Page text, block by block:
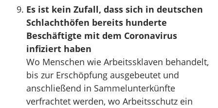
Es ist kein Zufall, dass sich in deutschen
Schlachthöfen bereits hunderte
Beschäftigte mit dem Coronavirus
infiziert haben
Wo Menschen wie Arbeitssklaven behandelt,
bis zur Erschöpfung ausgebeutet und
anschließend in Sammelunterkünfte
verfrachtet werden, wo Arbeitsschutz ein